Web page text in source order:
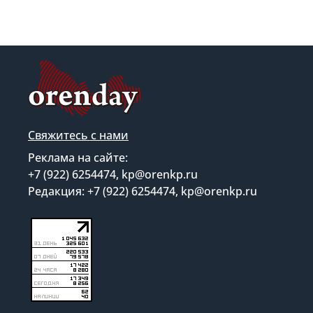
Свяжитесь с нами
Реклама на сайте:
+7 (922) 6254474, kp@orenkp.ru
Редакция: +7 (922) 6254474, kp@orenkp.ru